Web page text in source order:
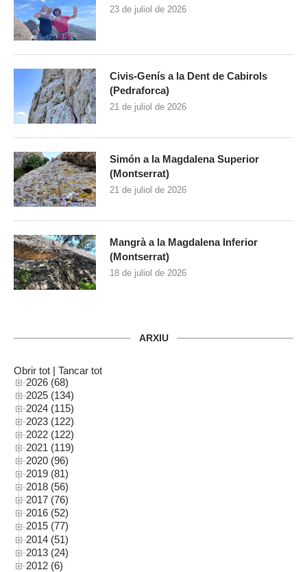
23 de juliol de 2026
Civis-Genís a la Dent de Cabirols
(Pedraforca)
21 de juliol de 2026
Simón a la Magdalena Superior
(Montserrat)
21 de juliol de 2026
Mangrà a la Magdalena Inferior
(Montserrat)
18 de juliol de 2026
ARXIU
Obrir tot | Tancar tot
2026 (68)
2025 (134)
2024 (115)
2023 (122)
2022 (122)
2021 (119)
2020 (96)
2019 (81)
2018 (56)
2017 (76)
2016 (52)
2015 (77)
2014 (51)
2013 (24)
2012 (6)